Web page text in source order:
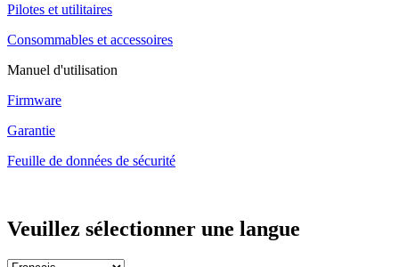
Pilotes et utilitaires
Consommables et accessoires
Manuel d'utilisation
Firmware
Garantie
Feuille de données de sécurité
Veuillez sélectionner une langue